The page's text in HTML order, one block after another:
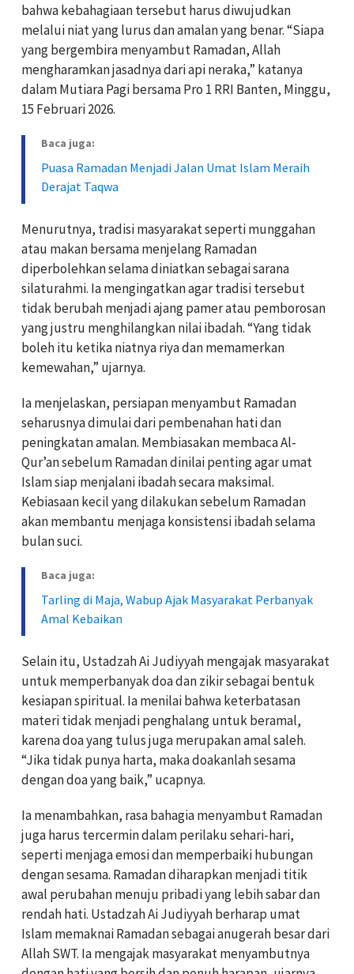
bahwa kebahagiaan tersebut harus diwujudkan
melalui niat yang lurus dan amalan yang benar. “Siapa
yang bergembira menyambut Ramadan, Allah
mengharamkan jasadnya dari api neraka,” katanya
dalam Mutiara Pagi bersama Pro 1 RRI Banten, Minggu,
15 Februari 2026.
Baca juga:
Puasa Ramadan Menjadi Jalan Umat Islam Meraih
Derajat Taqwa
Menurutnya, tradisi masyarakat seperti munggahan
atau makan bersama menjelang Ramadan
diperbolehkan selama diniatkan sebagai sarana
silaturahmi. Ia mengingatkan agar tradisi tersebut
tidak berubah menjadi ajang pamer atau pemborosan
yang justru menghilangkan nilai ibadah. “Yang tidak
boleh itu ketika niatnya riya dan memamerkan
kemewahan,” ujarnya.
Ia menjelaskan, persiapan menyambut Ramadan
seharusnya dimulai dari pembenahan hati dan
peningkatan amalan. Membiasakan membaca Al-
Qur’an sebelum Ramadan dinilai penting agar umat
Islam siap menjalani ibadah secara maksimal.
Kebiasaan kecil yang dilakukan sebelum Ramadan
akan membantu menjaga konsistensi ibadah selama
bulan suci.
Baca juga:
Tarling di Maja, Wabup Ajak Masyarakat Perbanyak
Amal Kebaikan
Selain itu, Ustadzah Ai Judiyyah mengajak masyarakat
untuk memperbanyak doa dan zikir sebagai bentuk
kesiapan spiritual. Ia menilai bahwa keterbatasan
materi tidak menjadi penghalang untuk beramal,
karena doa yang tulus juga merupakan amal saleh.
“Jika tidak punya harta, maka doakanlah sesama
dengan doa yang baik,” ucapnya.
Ia menambahkan, rasa bahagia menyambut Ramadan
juga harus tercermin dalam perilaku sehari-hari,
seperti menjaga emosi dan memperbaiki hubungan
dengan sesama. Ramadan diharapkan menjadi titik
awal perubahan menuju pribadi yang lebih sabar dan
rendah hati. Ustadzah Ai Judiyyah berharap umat
Islam memaknai Ramadan sebagai anugerah besar dari
Allah SWT. Ia mengajak masyarakat menyambutnya